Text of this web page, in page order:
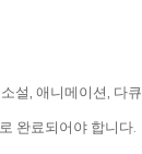
설, 애니메이션, 다
완료되어야 합니다.